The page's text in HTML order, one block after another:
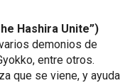
Hashira Unite”)
demonios de
entre otros.
que se viene, y ayuda